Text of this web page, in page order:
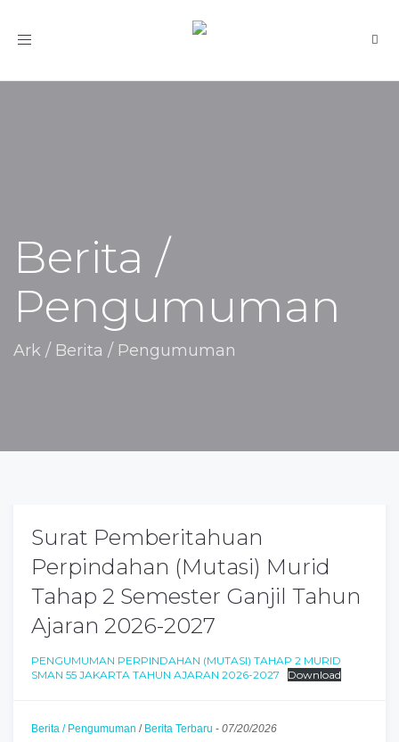
Toggle
Berita /
Pengumuman
Ark / Berita / Pengumuman
Surat Pemberitahuan
Perpindahan (Mutasi) Murid
Tahap 2 Semester Ganjil Tahun
Ajaran 2026-2027
PENGUMUMAN PERPINDAHAN (MUTASI) TAHAP 2 MURID
SMAN 55 JAKARTA TAHUN AJARAN 2026-2027
Download
Berita / Pengumuman / Berita Terbaru - 07/20/2026